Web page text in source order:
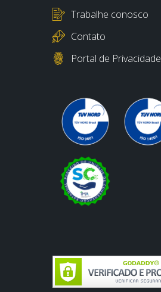
Trabalhe conosco
Contato
Portal de Privacidade